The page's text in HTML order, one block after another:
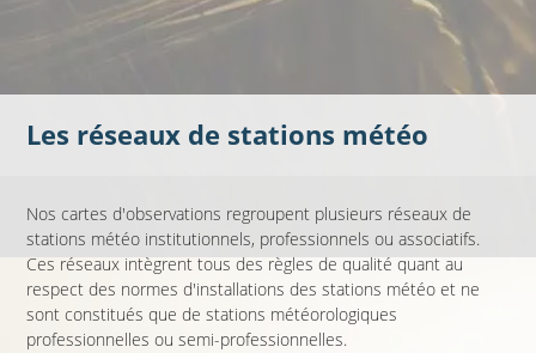
Les réseaux de stations météo
Nos cartes d'observations regroupent plusieurs réseaux de
stations météo institutionnels, professionnels ou associatifs.
Ces réseaux intègrent tous des règles de qualité quant au
respect des normes d'installations des stations météo et ne
sont constitués que de stations météorologiques
professionnelles ou semi-professionnelles.